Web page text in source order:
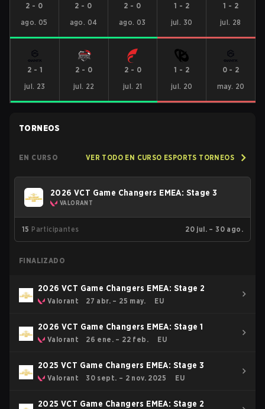
2 - 0
ago. 05
2 - 0
ago. 04
2 - 0
ago. 03
1 - 2
jul. 30
1 - 2
jul. 28
2 - 1
jul. 23
2 - 0
jul. 22
2 - 0
jul. 21
1 - 2
jul. 20
0- 2
may. 20
TORNEOS
EN CURSO VER TODO EN CURSO ESPORTS TORNEOS
2026 VCT Game Changers EMEA: Stage 3
VALORANT
15 Participantes 20 jul. – 30 ago.
FINALIZADO
2026 VCT Game Changers EMEA: Stage 2
Valorant 27 abr. – 25 may. EU
2026 VCT Game Changers EMEA: Stage 1
Valorant 26 ene. – 22 feb. EU
2025 VCT Game Changers EMEA: Stage 3
Valorant 30 sept. – 2 nov. 2025 EU
2025 VCT Game Changers EMEA: Stage 2